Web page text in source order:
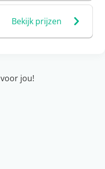
Bekijk prijzen
voor jou!